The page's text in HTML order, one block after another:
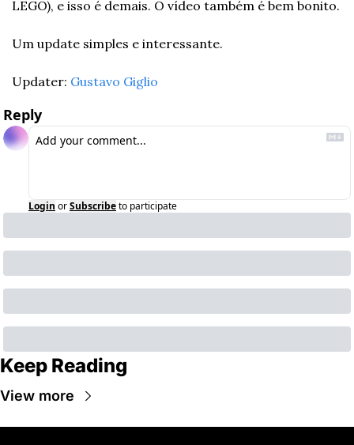
Um update simples e interessante.
Updater: Gustavo Giglio
Reply
Login orSubscribeto participate
Keep Reading
View more